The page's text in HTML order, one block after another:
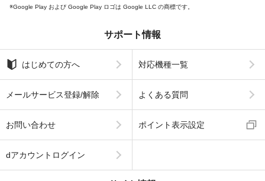
Google Play および Google Play ロゴは Google LLC の商標です。
サポート情報
はじめての方へ 対応機種一覧
メールサービス登録/解除 よくある質問
お問い合わせ ポイント表示設定
dアカウントログイン